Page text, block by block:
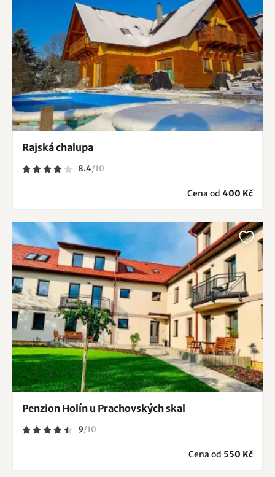
Rajská chalupa
8.4/10
Cena od 400 Kč
Penzion Holín u Prachovských skal
9/10
Cena od 550 Kč